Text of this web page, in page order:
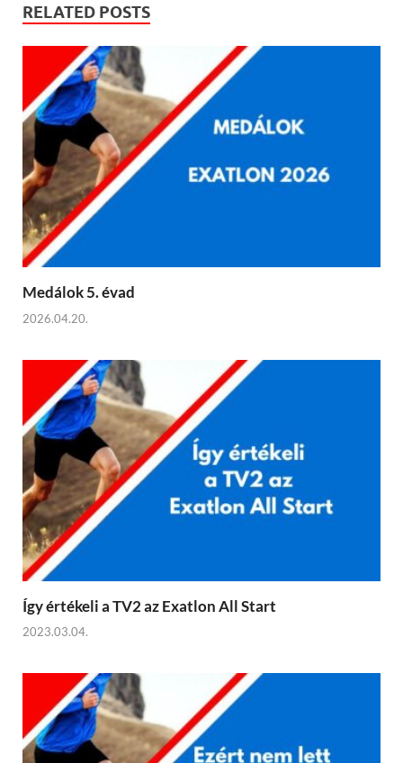
RELATED POSTS
Medálok 5. évad
2026.04.20.
Így értékeli a TV2 az Exatlon All Start
2023.03.04.